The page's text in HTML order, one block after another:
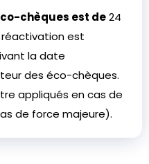
chèques est de24
réactivation est
la date
des éco-chèques.
appliqués en cas de
de force majeure).